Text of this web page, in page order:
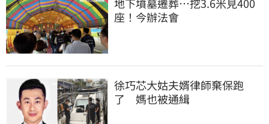
座！今辦法會
徐巧芯大姑夫婿律師棄保跑
了　媽也被通緝